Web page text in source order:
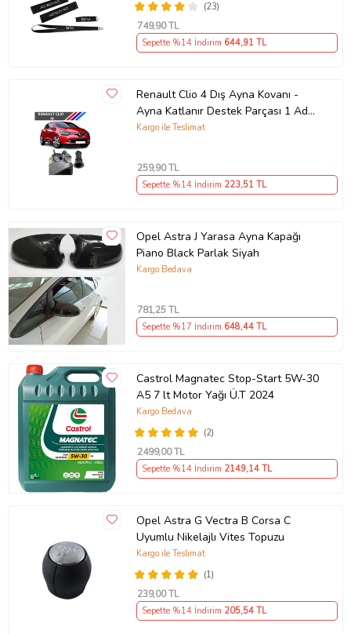
(23)
749,90 TL
Sepette %14 İndirim 644,91 TL
Renault Clio 4 Dış Ayna Kovanı -
Ayna Katlanır Destek Parçası 1 Adet
490307706 M3625
Kargo ile Teslimat
259,90 TL
Sepette %14 İndirim 223,51 TL
Opel Astra J Yarasa Ayna Kapağı
Piano Black Parlak Siyah
Kargo Bedava
781,25 TL
Sepette %17 İndirim 648,44 TL
Castrol Magnatec Stop-Start 5W-30
A5 7 lt Motor Yağı Ü.T 2024
(2)
Kargo Bedava
2499,00 TL
Sepette %14 İndirim 2149,14 TL
Opel Astra G Vectra B Corsa C
Uyumlu Nikelajlı Vites Topuzu
(1)
Kargo ile Teslimat
239,00 TL
Sepette %14 İndirim 205,54 TL